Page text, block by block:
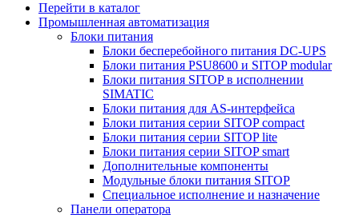
Перейти в каталог
Промышленная автоматизация
Блоки питания
Блоки бесперебойного питания DC-UPS
Блоки питания PSU8600 и SITOP modular
Блоки питания SITOP в исполнении
SIMATIC
Блоки питания для AS-интерфейса
Блоки питания серии SITOP compact
Блоки питания серии SITOP lite
Блоки питания серии SITOP smart
Дополнительные компоненты
Модульные блоки питания SITOP
Специальное исполнение и назначение
Панели оператора